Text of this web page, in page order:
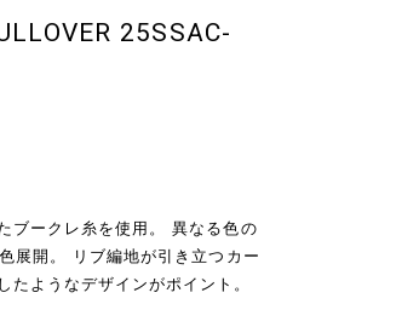
25SSAC-
ブークレ糸を使用。 異なる色の
展開。 リブ編地が引き立つカー
ようなデザインがポイント。